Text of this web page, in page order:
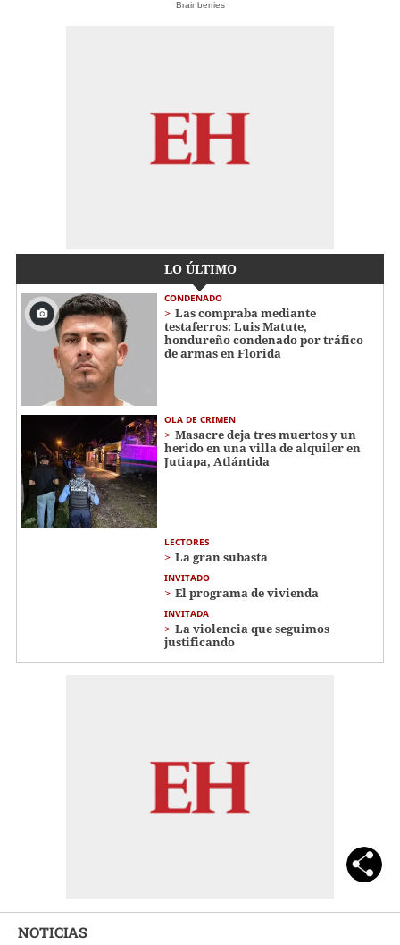
Brainberries
LO ÚLTIMO
CONDENADO
Las compraba mediante
testaferros: Luis Matute,
hondureño condenado por tráfico
de armas en Florida
OLA DE CRIMEN
Masacre deja tres muertos y un
herido en una villa de alquiler en
Jutiapa, Atlántida
LECTORES
La gran subasta
INVITADO
El programa de vivienda
INVITADA
La violencia que seguimos
justificando
NOTICIAS